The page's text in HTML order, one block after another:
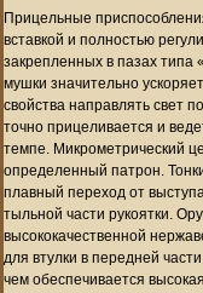
Прицельные
вставкой и полностью
закрепленных в пазах типа
мушки значительно
свойства направлять свет
точно прицеливается и
темпе. Микрометрический
определенный патрон.
плавный переход от
тыльной части рукоятки.
высококачественной
для втулки в передней
чем обеспечивается